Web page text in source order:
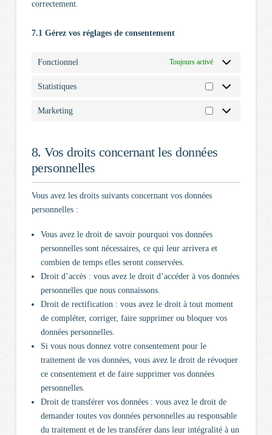
correctement.
7.1 Gérez vos réglages de consentement
Fonctionnel Toujours activé
Statistiques
Marketing
8. Vos droits concernant les données
personnelles
Vous avez les droits suivants concernant vos données
personnelles :
Vous avez le droit de savoir pourquoi vos données
personnelles sont nécessaires, ce qui leur arrivera et
combien de temps elles seront conservées.
Droit d’accès : vous avez le droit d’accéder à vos données
personnelles que nous connaissons.
Droit de rectification : vous avez le droit à tout moment
de compléter, corriger, faire supprimer ou bloquer vos
données personnelles.
Si vous nous donnez votre consentement pour le
traitement de vos données, vous avez le droit de révoquer
ce consentement et de faire supprimer vos données
personnelles.
Droit de transférer vos données : vous avez le droit de
demander toutes vos données personnelles au responsable
du traitement et de les transférer dans leur intégralité à un